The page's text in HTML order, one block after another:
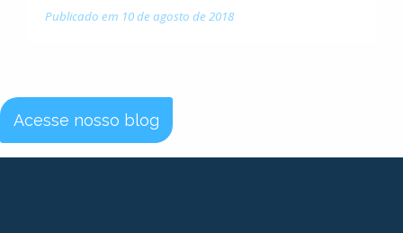
Publicado em 10 de agosto de 2018
Acesse nosso blog